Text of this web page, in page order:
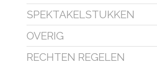
SPEKTAKELSTUKKEN
OVERIG
RECHTEN REGELEN